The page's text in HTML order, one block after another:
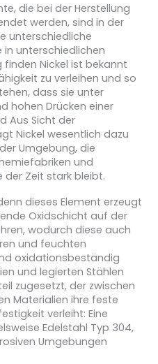
die bei der Herstellung
werden, sind in der
unterschiedliche
in unterschiedlichen
Nickel ist bekannt
zu verleihen und so
dass sie unter
hohen Drücken einer
Aus Sicht der
Nickel wesentlich dazu
Umgebung, die
und
Zeit stark bleibt.
dieses Element erzeugt
Oxidschicht auf der
wodurch diese auch
und feuchten
oxidationsbeständig
und legierten Stählen
zugesetzt, der zwischen
Materialien ihre feste
verleiht: Eine
Edelstahl Typ 304,
Umgebungen